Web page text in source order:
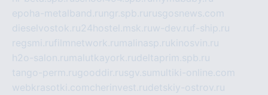
epoha-metalband.ru ngr.spb.ru rusgosnews.com
dieselvostok.ru24hostel.msk.ruw-dev.ruf-ship.ru
regsmi.rufilmnetwork.ru malinasp.rukinosvin.ru
h2o-salon.ru malutkayork.rudeltaprim.spb.ru
tango-perm.rugooddir.rusgv.su multiki-online.com
webkrasotki.comcherinvest.rudetskiy-ostrov.ru